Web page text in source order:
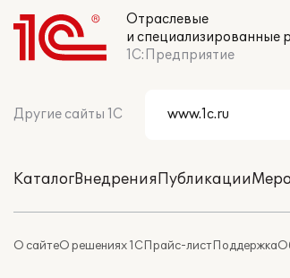
Отраслевые
и специализированные
1С:Предприятие
Другие сайты 1С
КаталогВнедренияПубликации
О сайтеО решениях 1СПрайс-листПоддержка